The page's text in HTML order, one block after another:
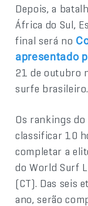
Depois, a
África do Sul,
final será no
apresentado
21 de outubro
surfe brasileiro.
Os rankings do
classificar 10
completar a
do World Surf
(CT). Das seis
ano, serão